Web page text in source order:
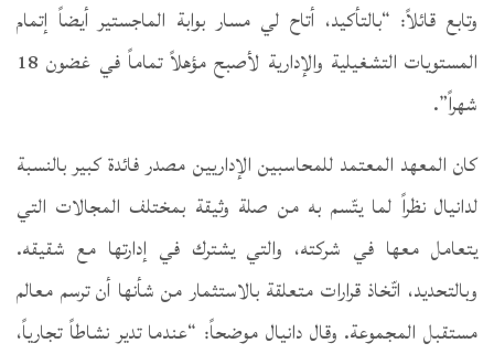
وتابع قائلاً: “بالتأكيد، أتاح لي مسار بوابة الماجستير أيضاً إتمام
المستويات التشغيلية والإدارية لأصبح مؤهلاً تماماً في غضون 18
شهراً”.
كان المعهد المعتمد للمحاسبين الإداريين مصدر فائدة كبير بالنسبة
لدانيال نظراً لما يتّسم به من صلة وثيقة بمختلف المجالات التي
يتعامل معها في شركته، والتي يشترك في إدارتها مع شقيقه.
وبالتحديد، اتّخاذ قرارات متعلقة بالاستثمار من شأنها أن ترسم معالم
مستقبل المجموعة. وقال دانيال موضحاً: “عندما تدير نشاطاً تجارياً،